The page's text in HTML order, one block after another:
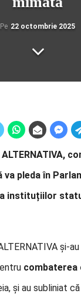
Pe 22 octombrie 2025
va pleda în
instituțiilor
și-
combaterea
și au subliniat